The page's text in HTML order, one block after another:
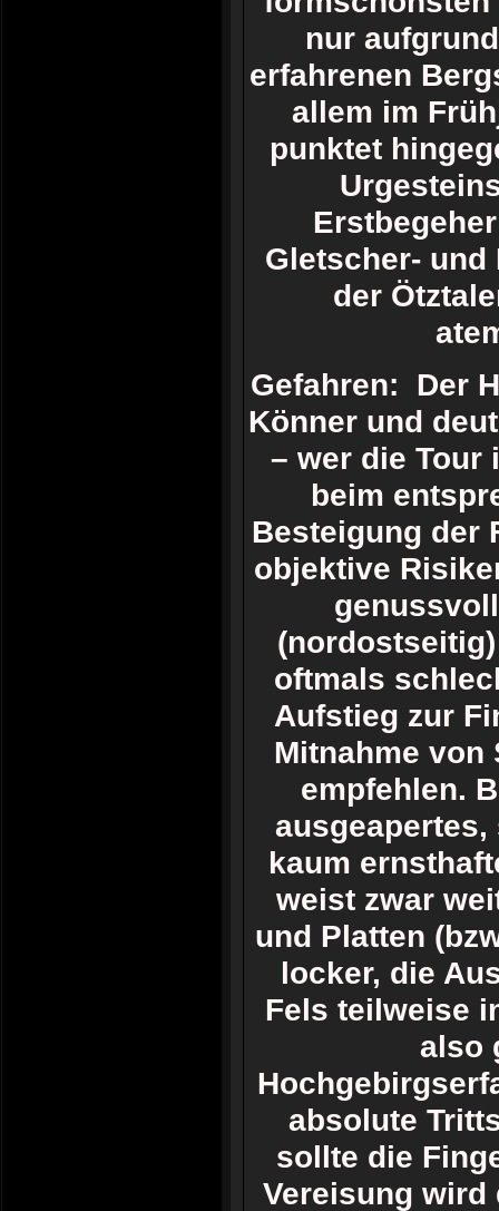
nur
erfahrenen
allem im
punktet
Gletscher-
der
Gefahren: Der
Könner und
– wer die Tour
beim
Besteigung der
objektive
oftmals
Aufstieg zur
Mitnahme von
empfehlen.
kaum
weist zwar
und Platten
locker, die
Fels teilweise
also
absolute
sollte die
Vereisung wird